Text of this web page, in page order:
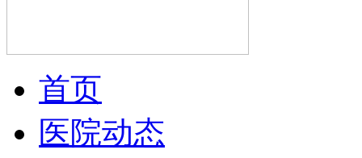
首页
医院动态